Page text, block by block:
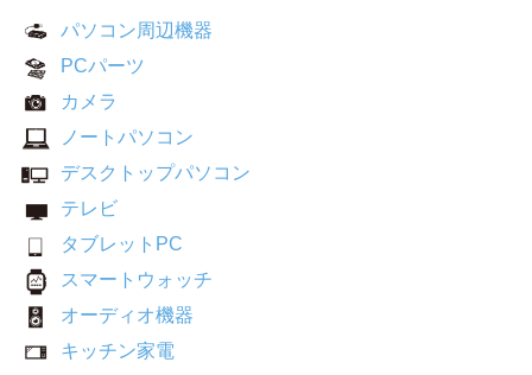
パソコン周辺機器
PCパーツ
カメラ
ノートパソコン
デスクトップパソコン
テレビ
タブレットPC
スマートウォッチ
オーディオ機器
キッチン家電